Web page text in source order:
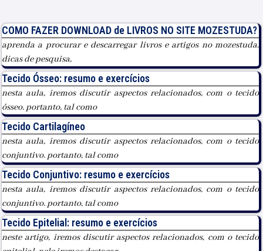
COMO FAZER DOWNLOAD de LIVROS NO SITE MOZESTUDA?
aprenda a procurar e descarregar livros e artigos no mozestuda.
dicas de pesquisa,
Tecido Ósseo: resumo e exercícios
nesta aula, iremos discutir aspectos relacionados, com o tecido
ósseo. portanto, tal como
Tecido Cartilagíneo
nesta aula, iremos discutir aspectos relacionados, com o tecido
conjuntivo. portanto, tal como
Tecido Conjuntivo: resumo e exercícios
nesta aula, iremos discutir aspectos relacionados, com o tecido
conjuntivo. portanto, tal como
Tecido Epitelial: resumo e exercícios
neste artigo, iremos discutir aspectos relacionados, com o tecido